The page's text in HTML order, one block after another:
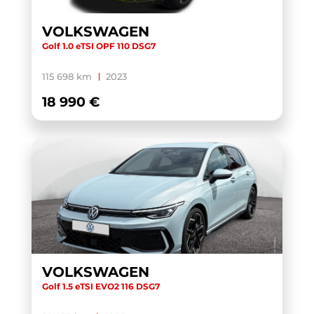
PASSAT SW (1)
POLO (71)
Q3 (19)
Q4 E-TRON SPORTBACK (1)
Q5 SPORTBACK
Q6 E-TRON (1)
Q8 (6)
Q8 E-TRON (1)
QASHQAI (1)
VOLKSWAGEN
Golf 1.0 eTSI OPF 110 DSG7
115 698 km 2023
18 990 €
VOLKSWAGEN
Golf 1.5 eTSI EVO2 116 DSG7